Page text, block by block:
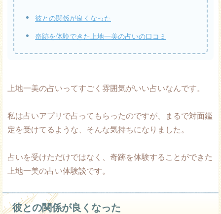
彼との関係が良くなった
奇跡を体験できた上地一美の占いの口コミ
上地一美の占いってすごく雰囲気がいい占いなんです。
私は占いアプリで占ってもらったのですが、まるで対面鑑
定を受けてるような、そんな気持ちになりました。
占いを受けただけではなく、奇跡を体験することができた
上地一美の占い体験談です。
彼との関係が良くなった